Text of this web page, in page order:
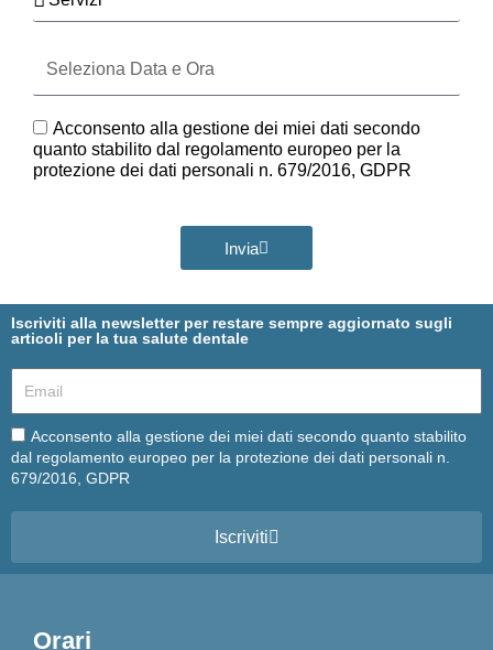
Data
e
GDPR
Acconsento alla gestione dei miei dati secondo
quanto stabilito dal regolamento europeo per la
protezione dei dati personali n. 679/2016, GDPR
Invia
Iscriviti alla newsletter per restare sempre aggiornato sugli
articoli per la tua salute dentale
Email
Email
Acconsento alla gestione dei miei dati secondo quanto stabilito
dal regolamento europeo per la protezione dei dati personali n.
679/2016, GDPR
Iscriviti
Orari